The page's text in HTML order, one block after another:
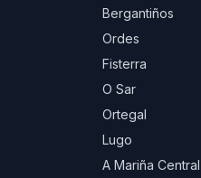
Bergantiños
Ordes
Fisterra
O Sar
Ortegal
Lugo
A Mariña Central